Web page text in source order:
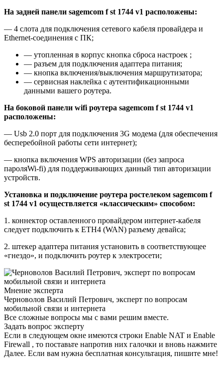
На задней панели sagemcom f st 1744 v1 расположены:
— 4 слота для подключения сетевого кабеля провайдера и
Ethernet-соединения с ПК;
— утопленная в корпус кнопка сброса настроек ;
— разъем для подключения адаптера питания;
— кнопка включения/выключения маршрутизатора;
— сервисная наклейка с аутентификационными
данными вашего роутера.
На боковой панели wifi роутера sagemcom f st 1744 v1
расположены:
— Usb 2.0 порт для подключения 3G модема (для обеспечения
бесперебойной работы сети интернет);
— кнопка включения WPS авторизации (без запроса
пароляWi-fi) для поддерживающих данный тип авторизации
устройств.
Установка и подключение роутера ростелеком sagemcom f
st 1744 v1 осуществляется «классическим» способом:
1. коннектор оставленного провайдером интернет-кабеля
следует подключить к ETH4 (WAN) разъему девайса;
2. штекер адаптера питания установить в соответствующее
«гнездо», и подключить роутер к электросети;
Мнение эксперта
Черноволов Василий Петрович, эксперт по вопросам
мобильной связи и интернета
Все сложные вопросы мы с вами решим вместе.
Задать вопрос эксперту
Если в следующем окне имеются строки Enable NAT и Enable
Firewall , то поставьте напротив них галочки и вновь нажмите
Далее. Если вам нужна бесплатная консультация, пишите мне!